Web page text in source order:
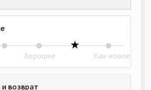
Хорошее Как новое
возврат